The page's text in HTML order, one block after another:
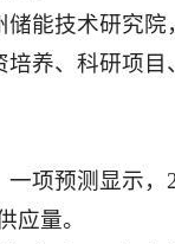
能技术研究
养、科研项
项预测显示，
应量。